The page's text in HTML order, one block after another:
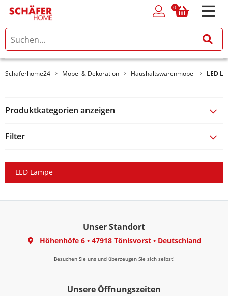
0
0
Schäferhome24 Möbel & Dekoration Haushaltswarenmöbel LED
Produktkategorien anzeigen
Filter
LED Lampe
Unser Standort
Höhenhöfe 6• 47918 Tönisvorst• Deutschland
Besuchen Sie uns und überzeugen Sie sich selbst!
Unsere Öffnungszeiten